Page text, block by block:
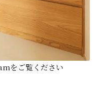
をご覧ください